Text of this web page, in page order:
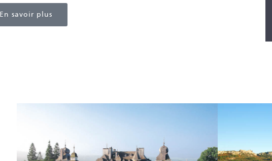
En savoir plus